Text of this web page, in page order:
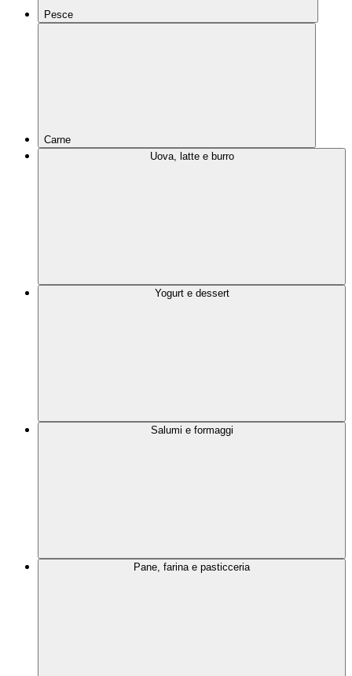
Pesce
Carne
Uova, latte e burro
Yogurt e dessert
Salumi e formaggi
Pane, farina e pasticceria